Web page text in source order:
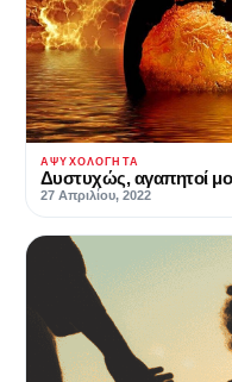
ΑΨΥΧΟΛΌΓΗΤΑ
Δυστυχώς, αγαπητοί
27 Απριλίου, 2022